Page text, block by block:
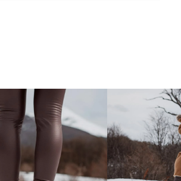
essas melhorias, esse clássico se
durável e feita para todas as
inverno.
impermeável de alto padrão, essa
alta durabilidade e resistência, além
dos agentes externos. Conta ainda com
em todo o produto (cano, pé e